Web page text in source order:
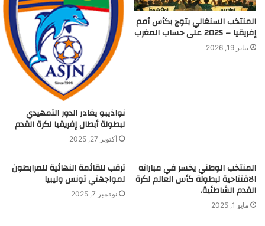
المنتخب السنغالي يتوج بكأس أمم
إفريقيا – 2025 على حساب المغرب
يناير 19, 2026
نواذيبو يغادر الدور التمهيدي
لبطولة أبطال إفريقيا لكرة القدم
أكتوبر 27, 2025
المنتخب الوطني يخسر في مباراته
الافتتاحية لبطولة كأس العالم لكرة
القدم الشاطئية.
مايو 1, 2025
ترقب للقائمة النهائية للمرابطون
لمواجهتي تونس وليبيا
نوفمبر 7, 2025